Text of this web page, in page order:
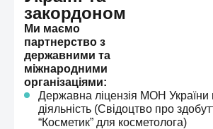
закордоном
Ми маємо
партнерство з
державними та
міжнародними
організаціями:
Державна ліцензія МОН України
діяльність (Свідоцтво про
“Косметик” для косметолога)